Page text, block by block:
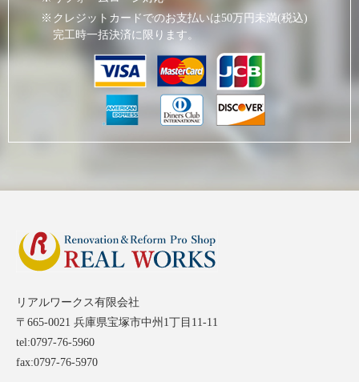
クレジットカードでのお支払いは50万円未満(税込)
完工時一括決済に限ります。
リアルワークス有限会社
〒665-0021 兵庫県宝塚市中州1丁目11-11
tel:0797-76-5960
fax:0797-76-5970